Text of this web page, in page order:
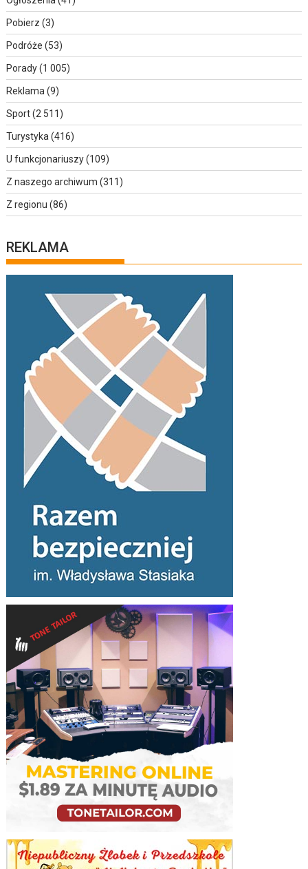
Pobierz (3)
Podróże (53)
Porady(1 005)
Reklama (9)
Sport(2 511)
Turystyka (416)
U funkcjonariuszy(109)
Z naszego archiwum (311)
Z regionu (86)
REKLAMA